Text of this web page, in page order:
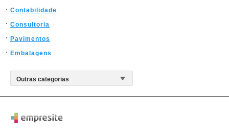
Contabilidade
Consultoria
Pavimentos
Embalagens